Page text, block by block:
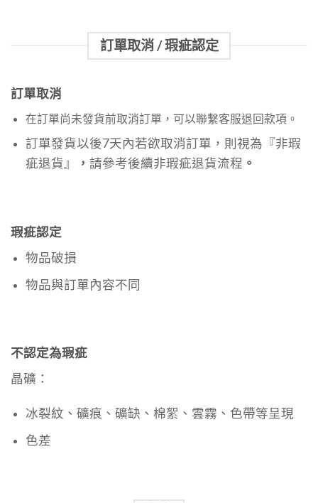
訂單取消 / 瑕疵認定
訂單取消
在訂單尚未發貨前取消訂單，可以聯繫客服退回款項。
訂單發貨以後7天內若欲取消訂單，則視為『非瑕
疵退貨』
， 請參考後續非瑕疵退貨流程 。
瑕疵認定
物品破損
物品與訂單內容不同
不認定為瑕疵
晶礦：
冰裂紋、礦痕、礦缺、棉絮、雲霧、色帶等呈現
色差